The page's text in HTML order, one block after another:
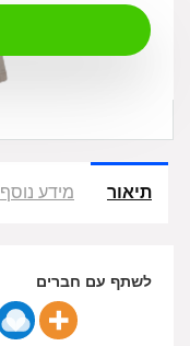
תיאור מידע נוסף
לשתף עם חברים